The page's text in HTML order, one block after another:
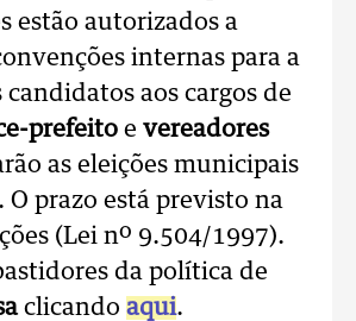
estão autorizados a
internas para a
candidatos aos cargos de
prefeito e vereadores
as eleições municipais
prazo está previsto na
(Lei nº 9.504/1997).
da política de
clicando aqui.